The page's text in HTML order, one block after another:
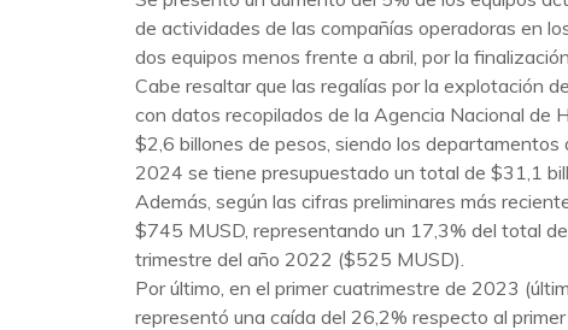
de actividades de las compañías operadoras en
dos equipos menos frente a abril, por la
Cabe resaltar que las regalías por la explotación
con datos recopilados de la Agencia Nacional de
$2,6 billones de pesos, siendo los
2024 se tiene presupuestado un total de $31,1
Además, según las cifras preliminares más
$745 MUSD, representando un 17,3% del total
trimestre del año 2022 ($525 MUSD).
Por último, en el primer cuatrimestre de 2023
representó una caída del 26,2% respecto al